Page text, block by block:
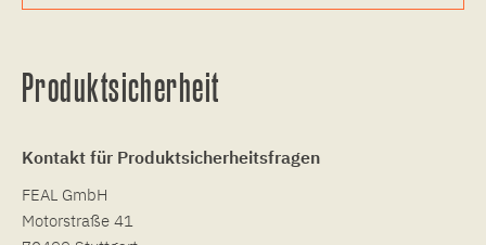
Produktsicherheit
Kontakt für Produktsicherheitsfragen
FEAL GmbH
Motorstraße 41